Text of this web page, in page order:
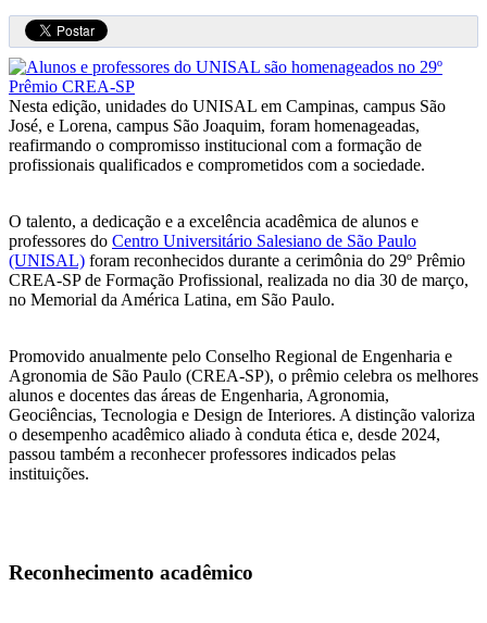
Nesta edição, unidades do UNISAL em Campinas, campus São
José, e Lorena, campus São Joaquim, foram homenageadas,
reafirmando o compromisso institucional com a formação de
profissionais qualificados e comprometidos com a sociedade.
O talento, a dedicação e a excelência acadêmica de alunos e
professores do Centro Universitário Salesiano de São Paulo
(UNISAL) foram reconhecidos durante a cerimônia do 29º Prêmio
CREA-SP de Formação Profissional, realizada no dia 30 de março,
no Memorial da América Latina, em São Paulo.
Promovido anualmente pelo Conselho Regional de Engenharia e
Agronomia de São Paulo (CREA-SP), o prêmio celebra os melhores
alunos e docentes das áreas de Engenharia, Agronomia,
Geociências, Tecnologia e Design de Interiores. A distinção valoriza
o desempenho acadêmico aliado à conduta ética e, desde 2024,
passou também a reconhecer professores indicados pelas
instituições.
Reconhecimento acadêmico